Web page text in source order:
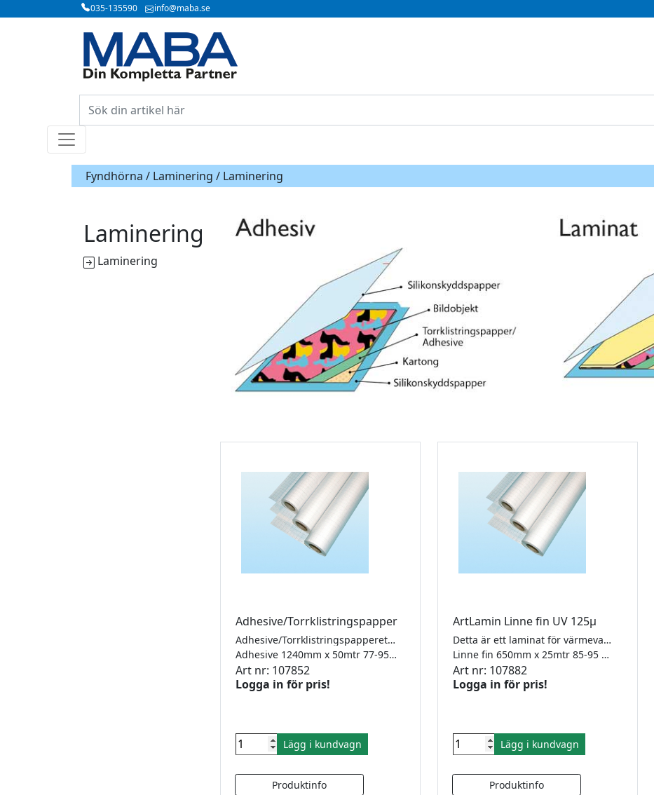
035-135590 info@maba.se
Fyndhörna / Laminering / Laminering
Laminering
Laminering
Adhesive/Torrklistringspapper
Adhesive/Torrklistringspapperet är pH-neutralt och syrafritt. Det passar utmärkt för montering av posters, foto osv. Levereras på rulle
Adhesive 1240mm x 50mtr 77-95 grader
Art nr: 107852
Logga in för pris!
Lägg i kundvagn
ArtLamin Linne fin UV 125µ
Detta är ett laminat för värmevakuumpressning som ger en fin linnestrukturerad yta efter laminering. Lämplig arbetstemperatur är 85-95°C. Levereras på rulle
Linne fin 650mm x 25mtr 85-95 grader
Art nr: 107882
Logga in för pris!
Lägg i kundvagn